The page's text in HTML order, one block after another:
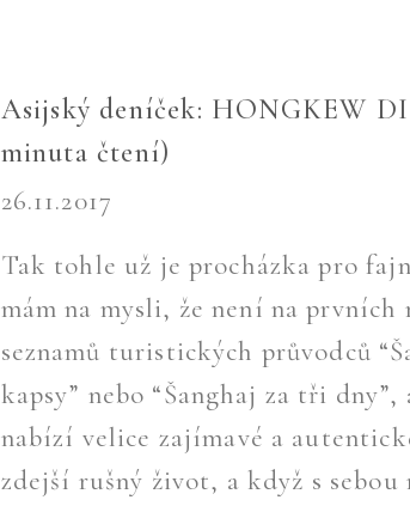
Asijský deníček: HONGKEW
minuta čtení)
26.11.2017
Tak tohle už je procházka pro
mám na mysli, že není na prvních
seznamů turistických průvodců
kapsy” nebo “Šanghaj za tři dny”,
nabízí velice zajímavé a
zdejší rušný život, a když s sebou